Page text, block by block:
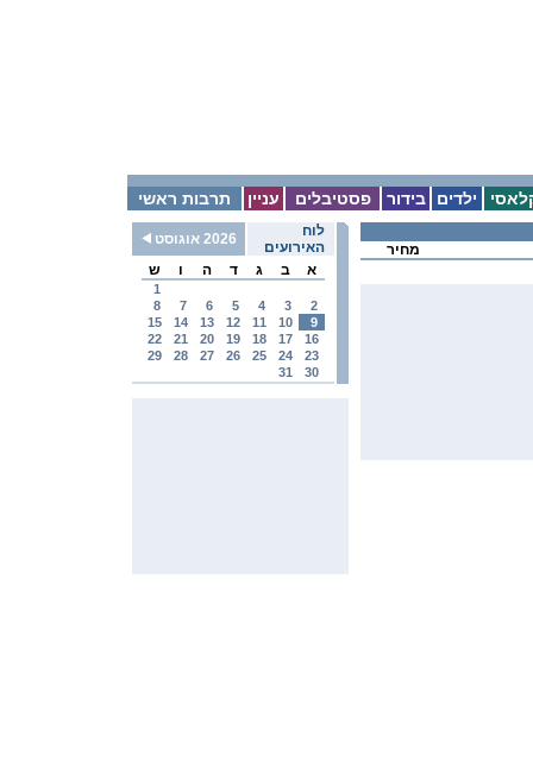
תרבות ראשי עניין פסטיבלים בידור ילדים
לוח
האירועים
2026 אוגוסט
א
ב ג ד ה ו ש
1
2
3
4
5
6
7
8
9
10
11
12
13
14
15
16
17
18
19
20
21
22
23
24
25
26
27
28
29
30
31
מחיר